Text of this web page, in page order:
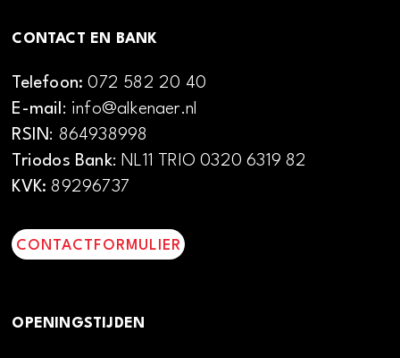
CONTACT EN BANK
Telefoon:072 582 20 40
E-mail: info@alkenaer.nl
RSIN: 864938998
Triodos Bank: NL11 TRIO 0320 6319 82
KVK: 89296737
CONTACTFORMULIER
OPENINGSTIJDEN